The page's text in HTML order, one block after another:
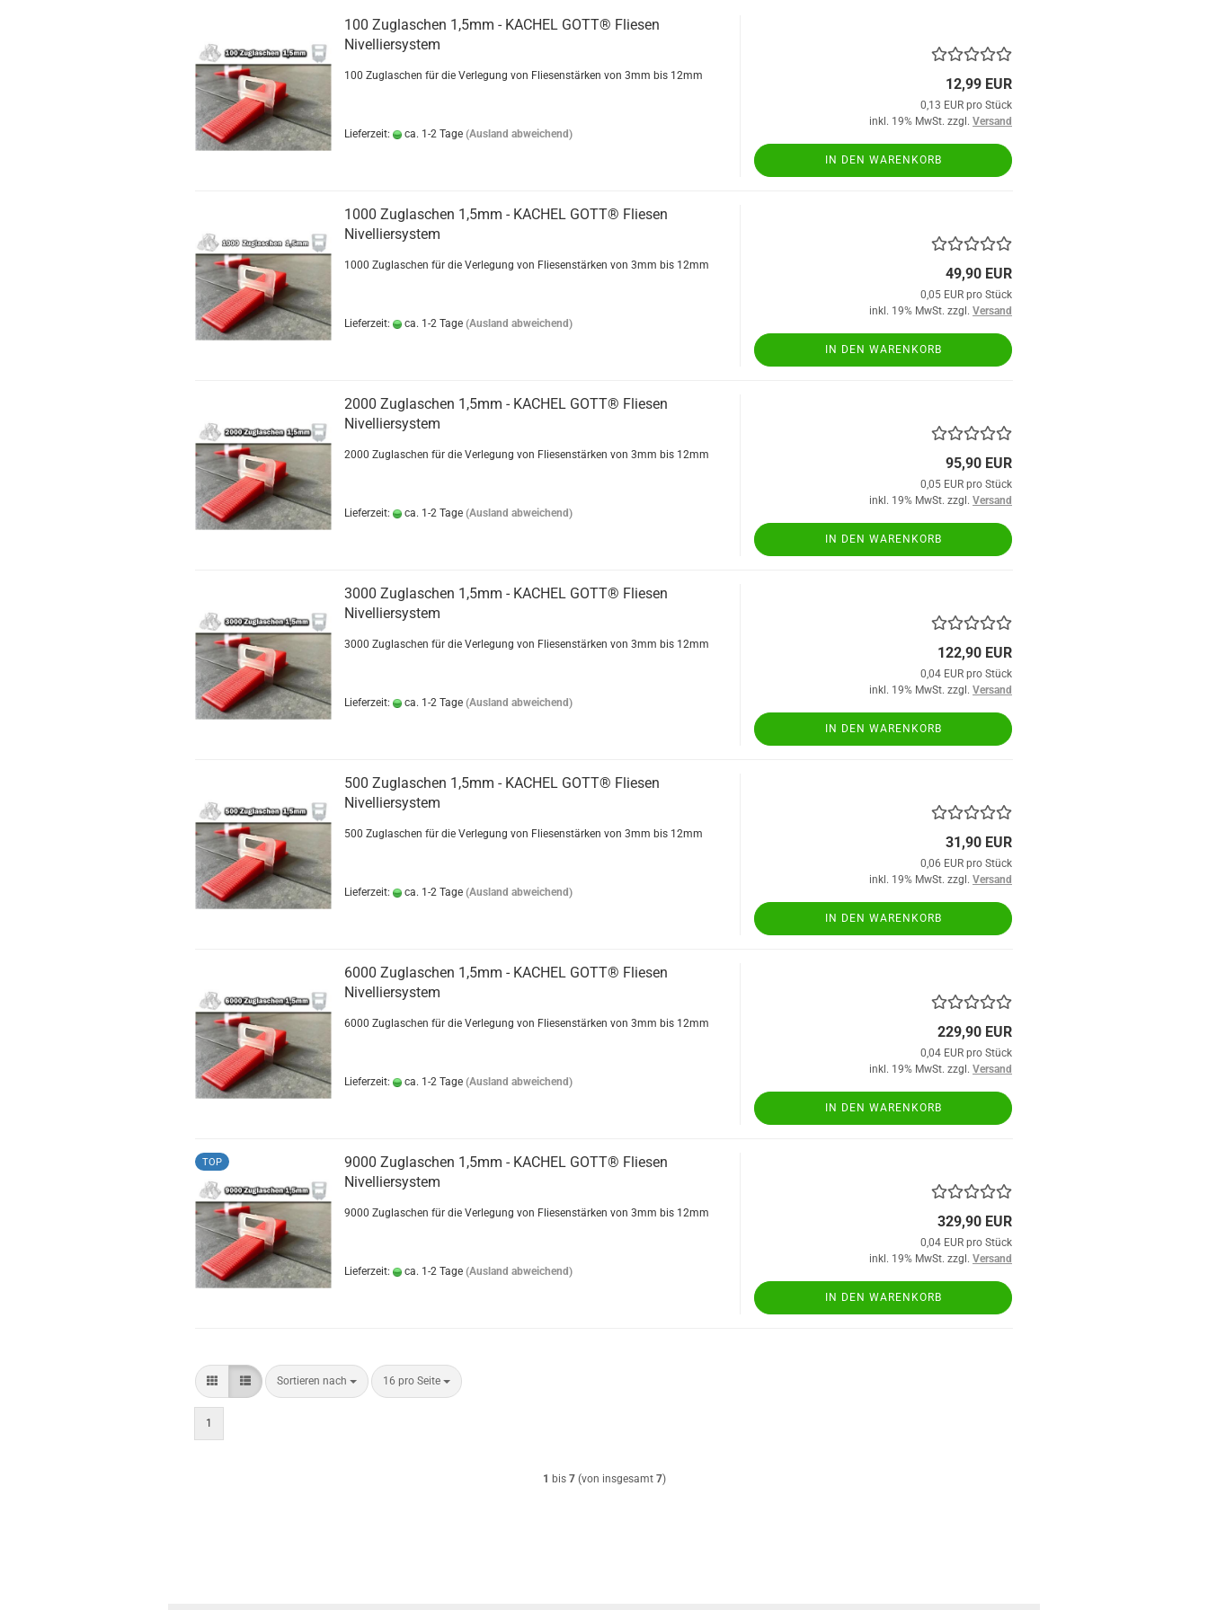
100 Zuglaschen 1,5mm - KACHEL GOTT® Fliesen
Nivelliersystem
100 Zuglaschen für die Verlegung von Fliesenstärken von 3mm bis 12mm
Lieferzeit: ca. 1-2 Tage (Ausland abweichend)
12,99 EUR
0,13 EUR pro Stück
inkl. 19% MwSt. zzgl. Versand
IN DEN WARENKORB
1000 Zuglaschen 1,5mm - KACHEL GOTT® Fliesen
Nivelliersystem
1000 Zuglaschen für die Verlegung von Fliesenstärken von 3mm bis 12mm
Lieferzeit: ca. 1-2 Tage (Ausland abweichend)
49,90 EUR
0,05 EUR pro Stück
inkl. 19% MwSt. zzgl. Versand
IN DEN WARENKORB
2000 Zuglaschen 1,5mm - KACHEL GOTT® Fliesen
Nivelliersystem
2000 Zuglaschen für die Verlegung von Fliesenstärken von 3mm bis 12mm
Lieferzeit: ca. 1-2 Tage (Ausland abweichend)
95,90 EUR
0,05 EUR pro Stück
inkl. 19% MwSt. zzgl. Versand
IN DEN WARENKORB
3000 Zuglaschen 1,5mm - KACHEL GOTT® Fliesen
Nivelliersystem
3000 Zuglaschen für die Verlegung von Fliesenstärken von 3mm bis 12mm
Lieferzeit: ca. 1-2 Tage (Ausland abweichend)
122,90 EUR
0,04 EUR pro Stück
inkl. 19% MwSt. zzgl. Versand
IN DEN WARENKORB
500 Zuglaschen 1,5mm - KACHEL GOTT® Fliesen
Nivelliersystem
500 Zuglaschen für die Verlegung von Fliesenstärken von 3mm bis 12mm
Lieferzeit: ca. 1-2 Tage (Ausland abweichend)
31,90 EUR
0,06 EUR pro Stück
inkl. 19% MwSt. zzgl. Versand
IN DEN WARENKORB
6000 Zuglaschen 1,5mm - KACHEL GOTT® Fliesen
Nivelliersystem
6000 Zuglaschen für die Verlegung von Fliesenstärken von 3mm bis 12mm
Lieferzeit: ca. 1-2 Tage (Ausland abweichend)
229,90 EUR
0,04 EUR pro Stück
inkl. 19% MwSt. zzgl. Versand
IN DEN WARENKORB
TOP
9000 Zuglaschen 1,5mm - KACHEL GOTT® Fliesen
Nivelliersystem
9000 Zuglaschen für die Verlegung von Fliesenstärken von 3mm bis 12mm
Lieferzeit: ca. 1-2 Tage (Ausland abweichend)
329,90 EUR
0,04 EUR pro Stück
inkl. 19% MwSt. zzgl. Versand
IN DEN WARENKORB
Sortieren nach
Sortieren nach 16 pro Seite
pro Seite
1
1 bis 7(von insgesamt 7)